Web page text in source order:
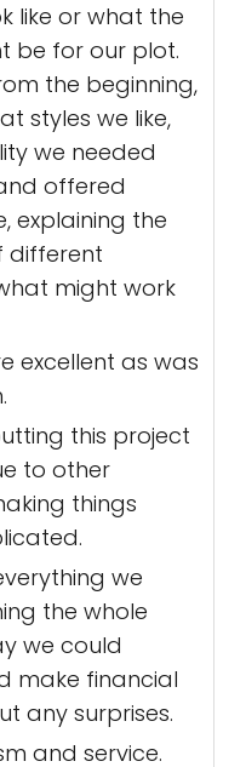
like or what the
be for our plot.
the beginning,
styles we like,
we needed
offered
explaining the
different
might work
excellent as was
this project
to other
things
we
the whole
we could
make financial
any surprises.
and service.